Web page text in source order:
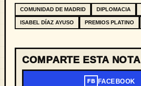
COMUNIDAD DE MADRID DIPLOMACIA
ISABEL DÍAZ AYUSO PREMIOS PLATINO
COMPARTE ESTA NOTA
FB FACEBOOK